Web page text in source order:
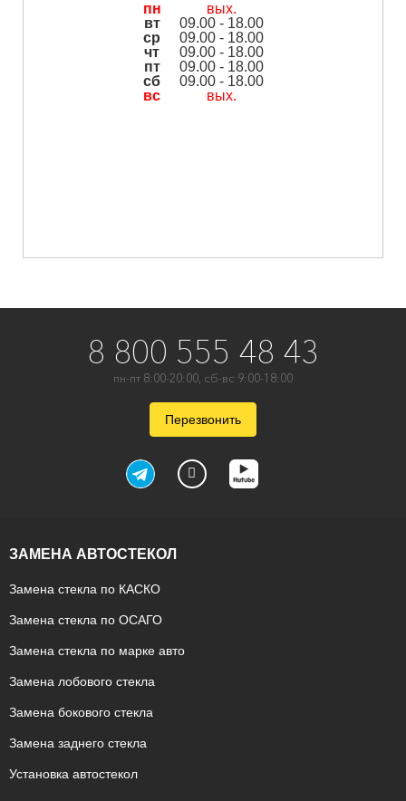
пн
вых.
вт
09.00 - 18.00
ср
09.00 - 18.00
чт
09.00 - 18.00
пт
09.00 - 18.00
сб
09.00 - 18.00
вс
вых.
8 800 555 48 43
пн-пт 8:00-20:00, сб-вс 9:00-18:00
Перезвонить
ЗАМЕНА АВТОСТЕКОЛ
Замена стекла по КАСКО
Замена стекла по ОСАГО
Замена стекла по марке авто
Замена лобового стекла
Замена бокового стекла
Замена заднего стекла
Установка автостекол